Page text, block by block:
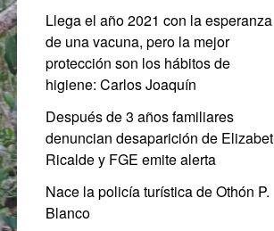
Llega el año 2021 con la esperanza
de una vacuna, pero la mejor
protección son los hábitos de
higiene: Carlos Joaquín
Después de 3 años familiares
denuncian desaparición de Elizabet
Ricalde y FGE emite alerta
Nace la policía turística de Othón P.
Blanco